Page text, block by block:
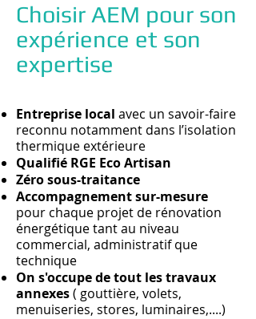
Choisir AEM pour son
expérience et son
expertise
Entreprise local avec un savoir-faire
reconnu notamment dans l’isolation
thermique extérieure
Qualifié RGE Eco Artisan
Zéro sous-traitance
Accompagnement sur-mesure
pour chaque projet de rénovation
énergétique tant au niveau
commercial, administratif que
technique
On s'occupe de tout les travaux
annexes( gouttière, volets,
menuiseries, stores, luminaires,....)